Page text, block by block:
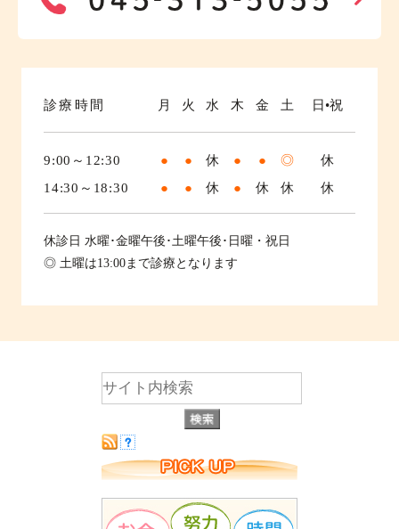
診療時間 月 火 水 木 金 土 日•祝
9:00～12:30 ● ● 休 ● ● ◎
休
14:30～18:30
● ● 休 ● 休 休 休
休診日 水曜･金曜午後･土曜午後･日曜・祝日
◎ 土曜は13:00まで診療となります